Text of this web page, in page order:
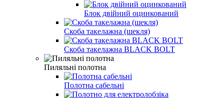
Блок двійний оцинкований
Скоба такелажна (шекля)
Скоба такелажна BLACK BOLT
Пиляльні полотна
Полотна сабельні